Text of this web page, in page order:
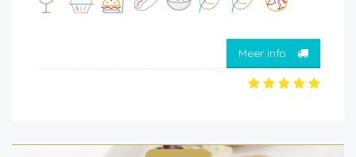
Meer info